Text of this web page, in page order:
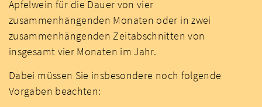
Apfelwein für die Dauer von vier
zusammenhängenden Monaten oder in zwei
zusammenhängenden Zeitabschnitten von
insgesamt vier Monaten im Jahr.
Dabei müssen Sie insbesondere noch folgende
Vorgaben beachten: